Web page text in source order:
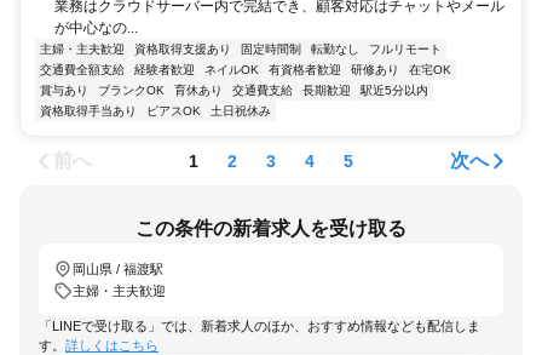
業務はクラウドサーバー内で完結でき、顧客対応はチャットやメール
が中心なの...
主婦・主夫歓迎 資格取得支援あり 固定時間制 転勤なし
フルリモート
交通費全額支給
経験者歓迎 ネイルOK 有資格者歓迎 研修あり
在宅OK
賞与あり
ブランクOK 育休あり 交通費支給 長期歓迎
駅近5分以内
資格取得手当あり
ピアスOK 土日祝休み
前へ 1 2 3 4 5 次へ
この条件の新着求人を受け取る
岡山県 / 福渡駅
主婦・主夫歓迎
「LINEで受け取る」では、新着求人のほか、おすすめ情報なども配信しま
す。 詳しくはこちら